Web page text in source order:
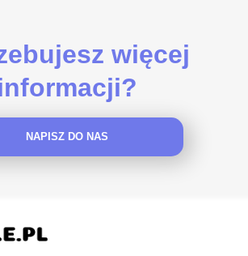
więcej
NAPISZ DO NAS